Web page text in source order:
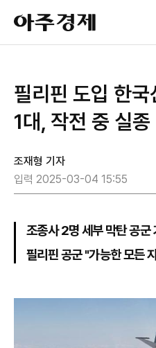
아
주
경
필리핀 도입 한
1대, 작전 중 실종
조재형 기자
입력 2025-03-04 15:55
조종사 2명 세부 막탄 공군
필리핀 공군 "가능한 모든